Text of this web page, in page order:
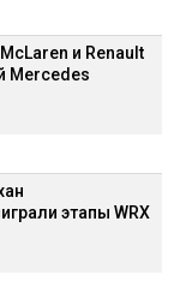
и Renault
Mercedes
этапы WRX